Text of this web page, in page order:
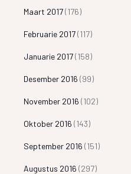
Maart 2017(176)
Februarie 2017(117)
Januarie 2017(158)
Desember 2016 (99)
November 2016 (102)
Oktober 2016 (143)
September 2016 (151)
Augustus 2016 (297)